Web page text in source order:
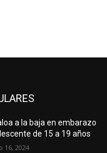
a la baja en embarazo
de 15 a 19 años
16, 2024